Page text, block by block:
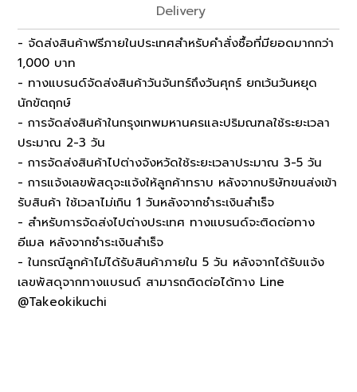
Delivery
- จัดส่งสินค้าฟรีภายในประเทศสำหรับคำสั่งซื้อที่มียอดมากกว่า
1,000 บาท
- ทางแบรนด์จัดส่งสินค้าวันจันทร์ถึงวันศุกร์ ยกเว้นวันหยุด
นักขัตฤกษ์
- การจัดส่งสินค้าในกรุงเทพมหานครและปริมณฑลใช้ระยะเวลา
ประมาณ 2-3 วัน
- การจัดส่งสินค้าไปต่างจังหวัดใช้ระยะเวลาประมาณ 3-5 วัน
- การแจ้งเลขพัสดุจะแจ้งให้ลูกค้าทราบ หลังจากบริษัทขนส่งเข้า
รับสินค้า ใช้เวลาไม่เกิน 1 วันหลังจากชำระเงินสำเร็จ
- สำหรับการจัดส่งไปต่างประเทศ ทางแบรนด์จะติดต่อทาง
อีเมล หลังจากชำระเงินสำเร็จ
- ในกรณีลูกค้าไม่ได้รับสินค้าภายใน 5 วัน หลังจากได้รับแจ้ง
เลขพัสดุจากทางแบรนด์ สามารถติดต่อได้ทาง Line
@Takeokikuchi